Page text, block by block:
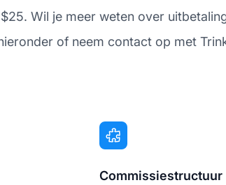
Wil je meer weten over
of neem contact op met
Commissiestructuur